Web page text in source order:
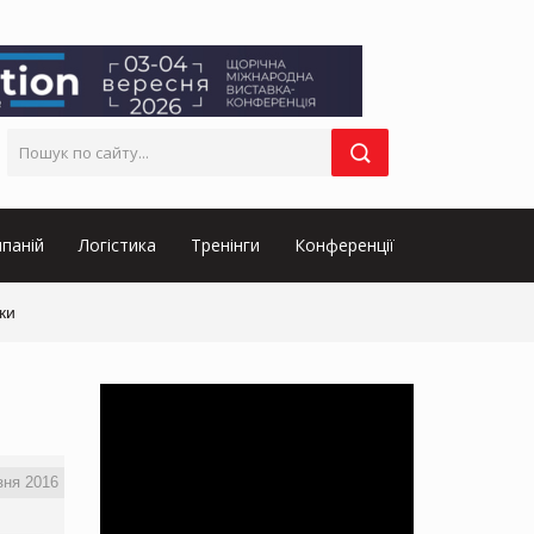
Логістика Тренінги Конференції
2016